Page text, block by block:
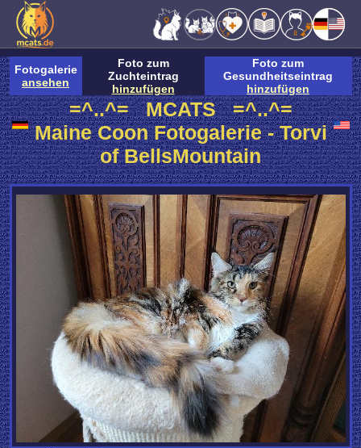
Fotogalerie
ansehen
Foto zum
Zuchteintrag
hinzufügen
Foto zum
Gesundheitseintrag
hinzufügen
=^..^= MCATS =^..^=
Maine Coon Fotogalerie - Torvi
of BellsMountain